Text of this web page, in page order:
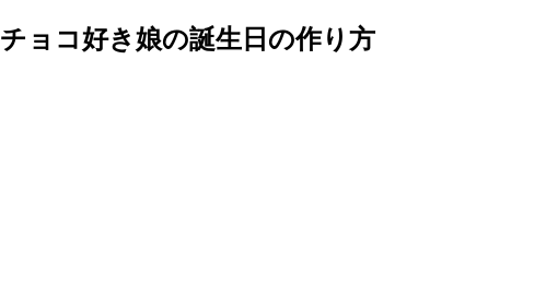
チョコ好き娘の誕生日の作り方